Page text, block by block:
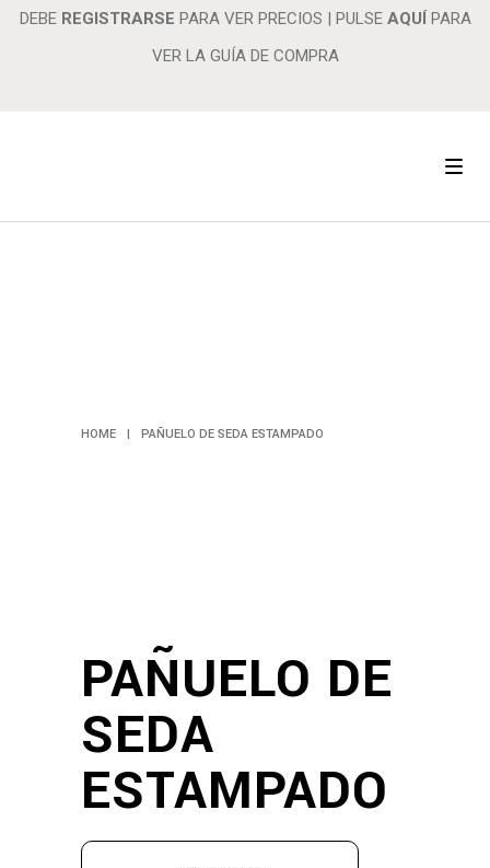
DEBE REGISTRARSE PARA VER PRECIOS | PULSE AQUÍ PARA
VER LA GUÍA DE COMPRA
HOME | PAÑUELO DE SEDA ESTAMPADO
PAÑUELO DE
SEDA
ESTAMPADO